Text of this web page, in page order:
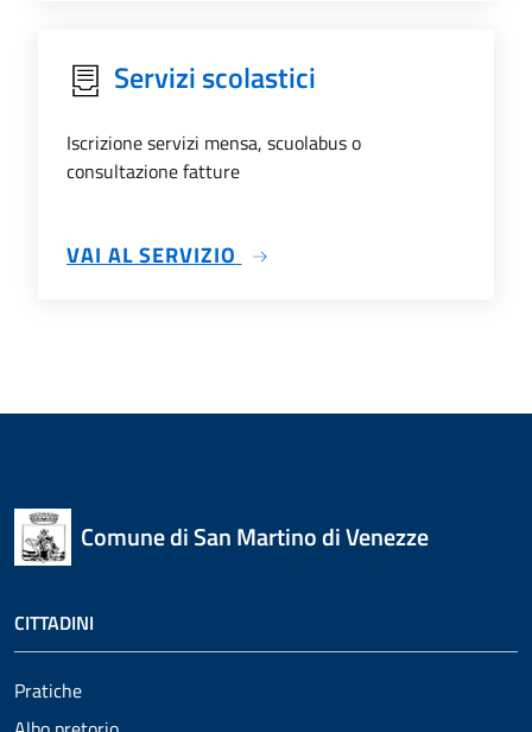
Servizi scolastici
Iscrizione servizi mensa, scuolabus o
consultazione fatture
VAI AL SERVIZIO SU SERVIZI SCOLASTICI
Comune di San Martino di Venezze
CITTADINI
Pratiche